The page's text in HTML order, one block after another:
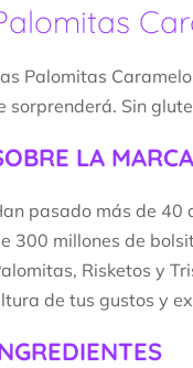
Palomitas
sorprenderá. Sin
LA
pasado más de 40
300 millones de
Risketos y
de tus gustos y